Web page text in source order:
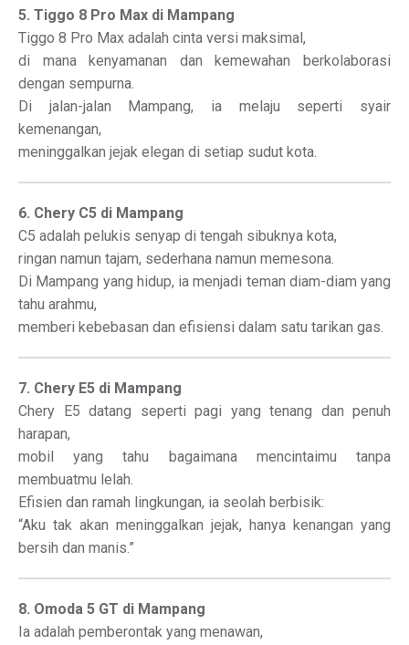
5. Tiggo 8 Pro Max di Mampang
Tiggo 8 Pro Max adalah cinta versi maksimal,
di mana kenyamanan dan kemewahan berkolaborasi
dengan sempurna.
Di jalan-jalan Mampang, ia melaju seperti syair
kemenangan,
meninggalkan jejak elegan di setiap sudut kota.
6. Chery C5 di Mampang
C5 adalah pelukis senyap di tengah sibuknya kota,
ringan namun tajam, sederhana namun memesona.
Di Mampang yang hidup, ia menjadi teman diam-diam yang
tahu arahmu,
memberi kebebasan dan efisiensi dalam satu tarikan gas.
7. Chery E5 di Mampang
Chery E5 datang seperti pagi yang tenang dan penuh
harapan,
mobil yang tahu bagaimana mencintaimu tanpa
membuatmu lelah.
Efisien dan ramah lingkungan, ia seolah berbisik:
“Aku tak akan meninggalkan jejak, hanya kenangan yang
bersih dan manis.”
8. Omoda 5 GT di Mampang
Ia adalah pemberontak yang menawan,